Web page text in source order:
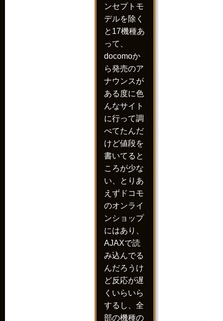
ンセプトモ
デルを除く
と17機種あ
って、
docomoか
ら発売のア
ナウンスが
ある度に色
んなサイト
に行って調
べてたんだ
けど値段を
書いてると
ころが少な
い、とりあ
えずドコモ
のオンライ
ンショップ
にはあり、
AJAXで読
み込んでる
んだろうけ
ど反応が遅
くいらいら
するし、全
部の機種の